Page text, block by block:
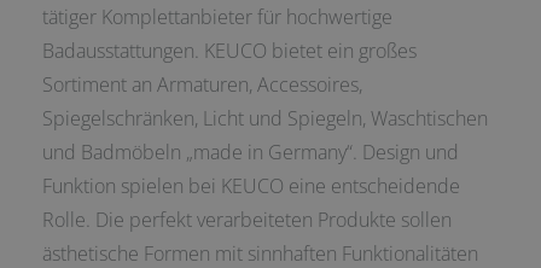
tätiger Komplettanbieter für hochwertige
Badausstattungen. KEUCO bietet ein großes
Sortiment an Armaturen, Accessoires,
Spiegelschränken, Licht und Spiegeln, Waschtischen
und Badmöbeln „made in Germany“. Design und
Funktion spielen bei KEUCO eine entscheidende
Rolle. Die perfekt verarbeiteten Produkte sollen
ästhetische Formen mit sinnhaften Funktionalitäten